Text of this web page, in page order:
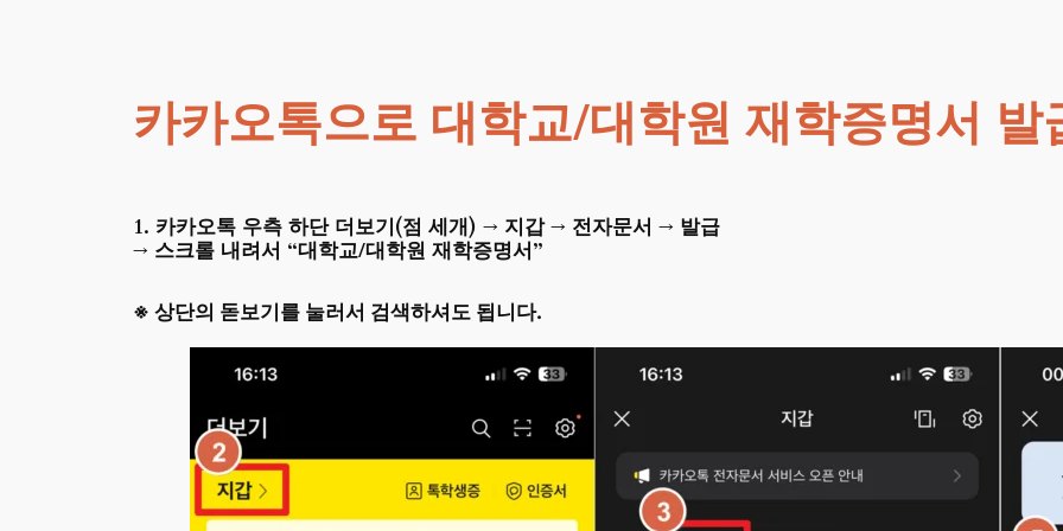
카카오톡으로 대학교/대학원 재학증명서 발
1. 카카오톡 우측 하단 더보기(점 세개) → 지갑 → 전자문서 → 발급
→ 스크롤 내려서 “대학교/대학원 재학증명서”
※ 상단의 돋보기를 눌러서 검색하셔도 됩니다.